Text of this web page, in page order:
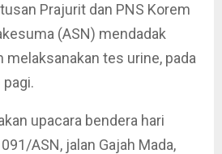
Prajurit dan PNS Korem
(ASN) mendadak
melaksanakan tes urine, pada
upacara bendera hari
ASN, jalan Gajah Mada,